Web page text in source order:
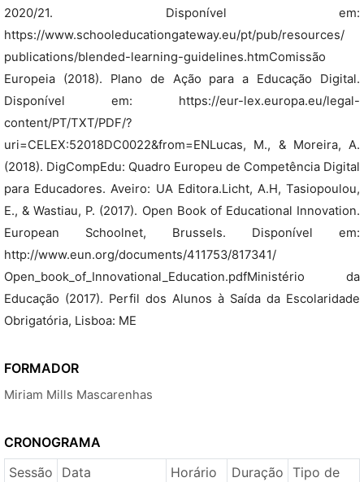
2020/21. Disponível em:
https://www.schooleducationgateway.eu/pt/pub/resources/
publications/blended-learning-guidelines.htmComissão
Europeia (2018). Plano de Ação para a Educação Digital.
Disponível em: https://eur-lex.europa.eu/legal-
content/PT/TXT/PDF/?
uri=CELEX:52018DC0022&from=ENLucas, M., & Moreira, A.
(2018). DigCompEdu: Quadro Europeu de Competência Digital
para Educadores. Aveiro: UA Editora.Licht, A.H, Tasiopoulou,
E., & Wastiau, P. (2017). Open Book of Educational Innovation.
European Schoolnet, Brussels. Disponível em:
http://www.eun.org/documents/411753/817341/
Open_book_of_Innovational_Education.pdfMinistério da
Educação (2017). Perfil dos Alunos à Saída da Escolaridade
Obrigatória, Lisboa: ME
FORMADOR
Miriam Mills Mascarenhas
CRONOGRAMA
Sessão
Data Horário Duração Tipo de